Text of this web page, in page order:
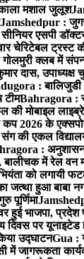
मशाल जुलूश
Jamshedpur :
एसपी
चेरिटेबल
क्लब में
दास, उपाध्यक्ष
: बालिजुडी
टीमBahragora :
की मोबाइल
2026 के
की एकल
: अनुशासन
बालीचक में रेल
को लगायी
हुआ बाबा
पूर्णिमा
भाजपा, प्रदेश
पर यूनाइटेड
उद्घाटनGua :
में जागरूकता